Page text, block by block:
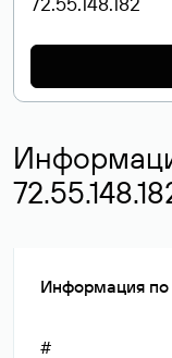
Информация
#